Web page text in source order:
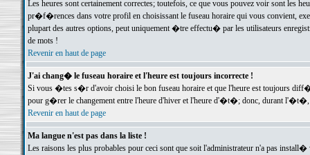
Les heures sont certainement correctes; toutefois, ce que vous pouvez voir sont
pr�f�rences dans votre profil en choisissant le fuseau horaire qui vous convient,
plupart des autres options, peut uniquement �tre effectu� par les utilisateurs
de mots !
Revenir en haut de page
J'ai chang� le fuseau horaire et l'heure est toujours incorrecte !
Si vous �tes s�r d'avoir choisi le bon fuseau horaire et que l'heure est toujours
pour g�rer le changement entre l'heure d'hiver et l'heure d'�t�; donc, durant
Revenir en haut de page
Ma langue n'est pas dans la liste !
Les raisons les plus probables pour ceci sont que soit l'administrateur n'a pas